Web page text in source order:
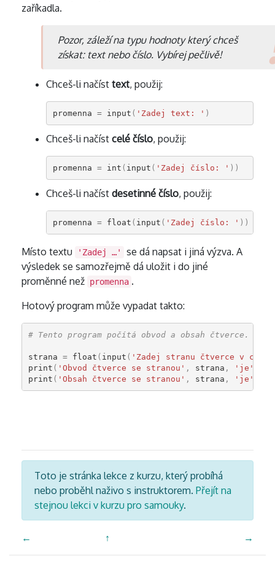
zaříkadla.
Pozor, záleží na typu hodnoty který chceš
získat: text nebo číslo. Vybírej pečlivě!
Chceš-li načíst text, použij:
promenna = input ( 'Zadej text: ' )
Chceš-li načíst celé číslo, použij:
promenna = int ( input ( 'Zadej číslo: ' ))
Chceš-li načíst desetinné číslo, použij:
promenna = float ( input ( 'Zadej číslo: ' ))
Místo textu 'Zadej …'
se dá napsat i jiná výzva. A
výsledek se samozřejmě dá uložit i do jiné
proměnné než promenna .
Hotový program může vypadat takto:
# Tento program počítá obvod a obsah čtverce.
strana = float ( input ( 'Zadej stranu čtverce v
print ( 'Obvod čtverce se stranou' , strana , 'je'
print ( 'Obsah čtverce se stranou' , strana , 'je'
Toto je stránka lekce z kurzu, který probíhá
nebo proběhl naživo s instruktorem. Přejít na
stejnou lekci v kurzu pro samouky.
← ↑ →